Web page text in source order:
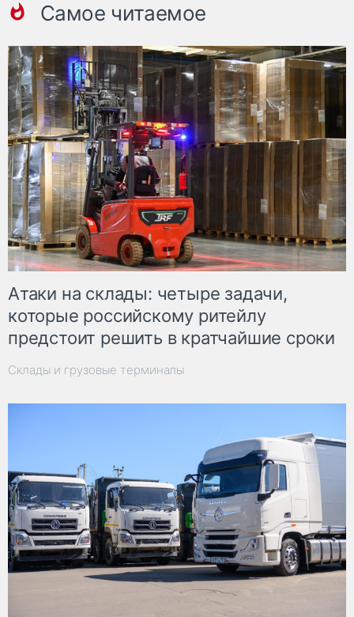
Самое читаемое
Атаки на склады: четыре задачи,
которые российскому ритейлу
предстоит решить в кратчайшие сроки
Склады и грузовые терминалы